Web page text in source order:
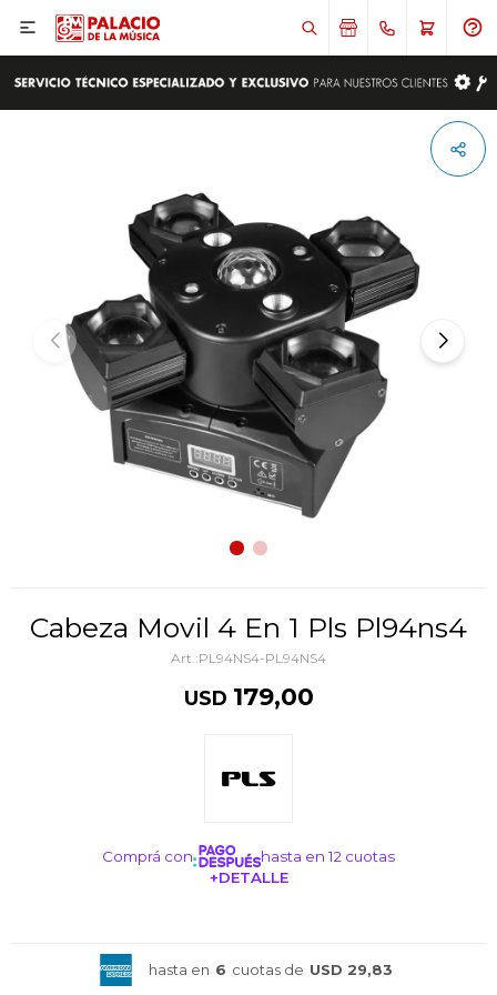

Cabeza Movil 4 En 1 Pls Pl94ns4
PL94NS4-PL94NS4
USD 179,00
Comprá con
hasta en 12 cuotas
+DETALLE
hasta en 6 cuotas de USD 29,83